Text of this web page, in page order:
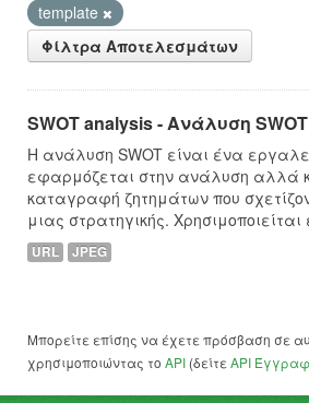
template
Φίλτρα Αποτελεσμάτων
SWOT analysis - Ανάλυση SWOT
Η ανάλυση SWOT είναι ένα
εφαρμόζεται στην ανάλυση αλλά
καταγραφή ζητημάτων που
μιας στρατηγικής.
URL JPEG
Μπορείτε επίσης να έχετε πρόσβαση σε
χρησιμοποιώντας το API (δείτε API